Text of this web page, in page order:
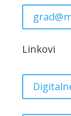
Linkovi